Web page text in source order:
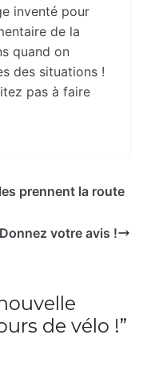
inventé pour
de la
quand on
des situations !
pas à faire
prennent la route
votre avis !
de vélo !”